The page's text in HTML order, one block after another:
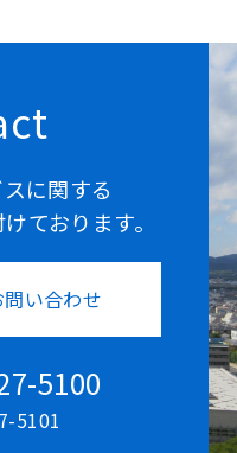
に関する
ております。
い合わせ
5100
5101